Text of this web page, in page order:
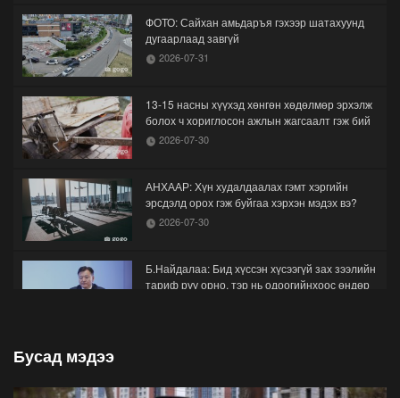
ФОТО: Сайхан амьдаръя гэхээр шатахуунд
дугаарлаад завгүй
2026-07-31
13-15 насны хүүхэд хөнгөн хөдөлмөр эрхэлж
болох ч хориглосон ажлын жагсаалт гэж бий
2026-07-30
АНХААР: Хүн худалдаалах гэмт хэргийн
эрсдэлд орох гэж буйгаа хэрхэн мэдэх вэ?
2026-07-30
Б.Найдалаа: Бид хүссэн хүсээгүй зах зээлийн
тариф руу орно, тэр нь одоогийнхоос өндөр
2026-07-22
Бусад мэдээ